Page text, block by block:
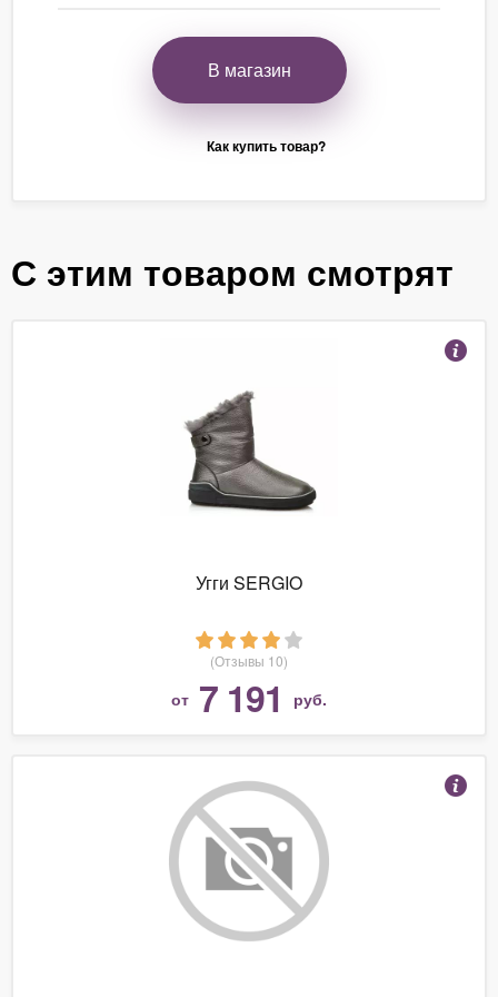
В магазин
Как купить товар?
С этим товаром смотрят
Угги SERGIO
(Отзывы 10)
от 7 191 руб.